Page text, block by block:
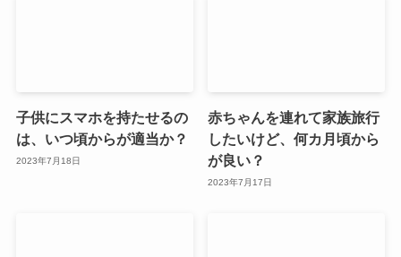
子供にスマホを持たせるの
は、いつ頃からが適当か？
2023年7月18日
赤ちゃんを連れて家族旅行
したいけど、何カ月頃から
が良い？
2023年7月17日